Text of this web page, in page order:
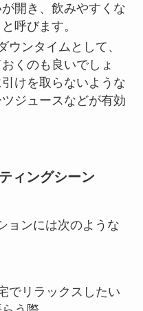
開き、飲みやすくな
呼びます。
ウンタイムとして、
くのも良いでしょ
けを取らないような
ジュースなどが有効
ィングシーン
ョンには次のような
でリラックスしたい